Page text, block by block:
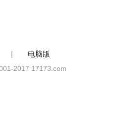
| 电脑版
2017 17173.com